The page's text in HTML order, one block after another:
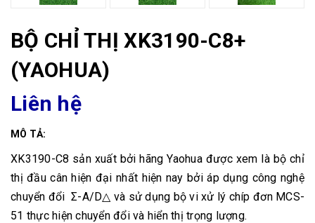
BỘ CHỈ THỊ XK3190-C8+
(YAOHUA)
Liên hệ
MÔ TẢ:
XK3190-C8 sản xuất bởi hãng Yaohua được xem là bộ chỉ
thị đầu cân hiện đại nhất hiện nay bởi áp dụng công nghệ
chuyển đổi Σ-A/D△ và sử dụng bộ vi xử lý chíp đơn MCS-
51 thực hiện chuyển đổi và hiển thị trọng lượng.